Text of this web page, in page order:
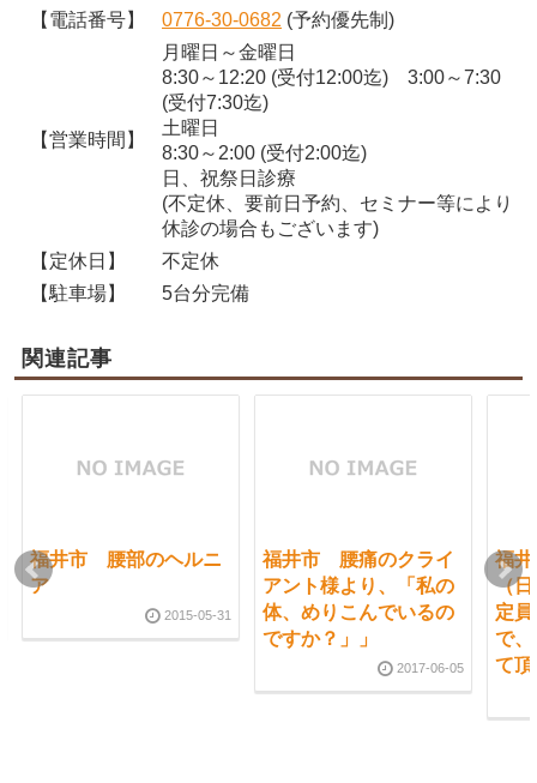
【電話番号】
0776-30-0682 (予約優先制)
【営業時間】
月曜日～金曜日
8:30～12:20 (受付12:00迄) 3:00～7:30
(受付7:30迄)
土曜日
8:30～2:00 (受付2:00迄)
日、祝祭日診療
(不定休、要前日予約、セミナー等により
休診の場合もございます)
【定休日】
不定休
【駐車場】
5台分完備
関連記事
福井市 腰部のヘルニ
ア
2015-05-31
福井市 腰痛のクライ
アント様より、「私の
体、めりこんでいるの
ですか？」」
2017-06-05
福
（
定
で
て